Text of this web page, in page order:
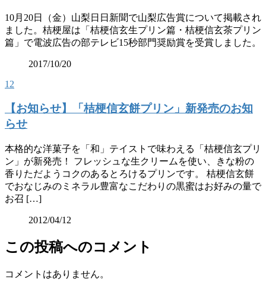
10月20日（金）山梨日日新聞で山梨広告賞について掲載され
ました。桔梗屋は「桔梗信玄生プリン篇・桔梗信玄茶プリン
篇」で電波広告の部テレビ15秒部門奨励賞を受賞しました。
2017/10/20
12
【お知らせ】「桔梗信玄餅プリン」新発売のお知
らせ
本格的な洋菓子を「和」テイストで味わえる「桔梗信玄プリ
ン」が新発売！ フレッシュな生クリームを使い、きな粉の
香りただようコクのあるとろけるプリンです。 桔梗信玄餅
でおなじみのミネラル豊富なこだわりの黒蜜はお好みの量で
お召 […]
2012/04/12
この投稿へのコメント
コメントはありません。